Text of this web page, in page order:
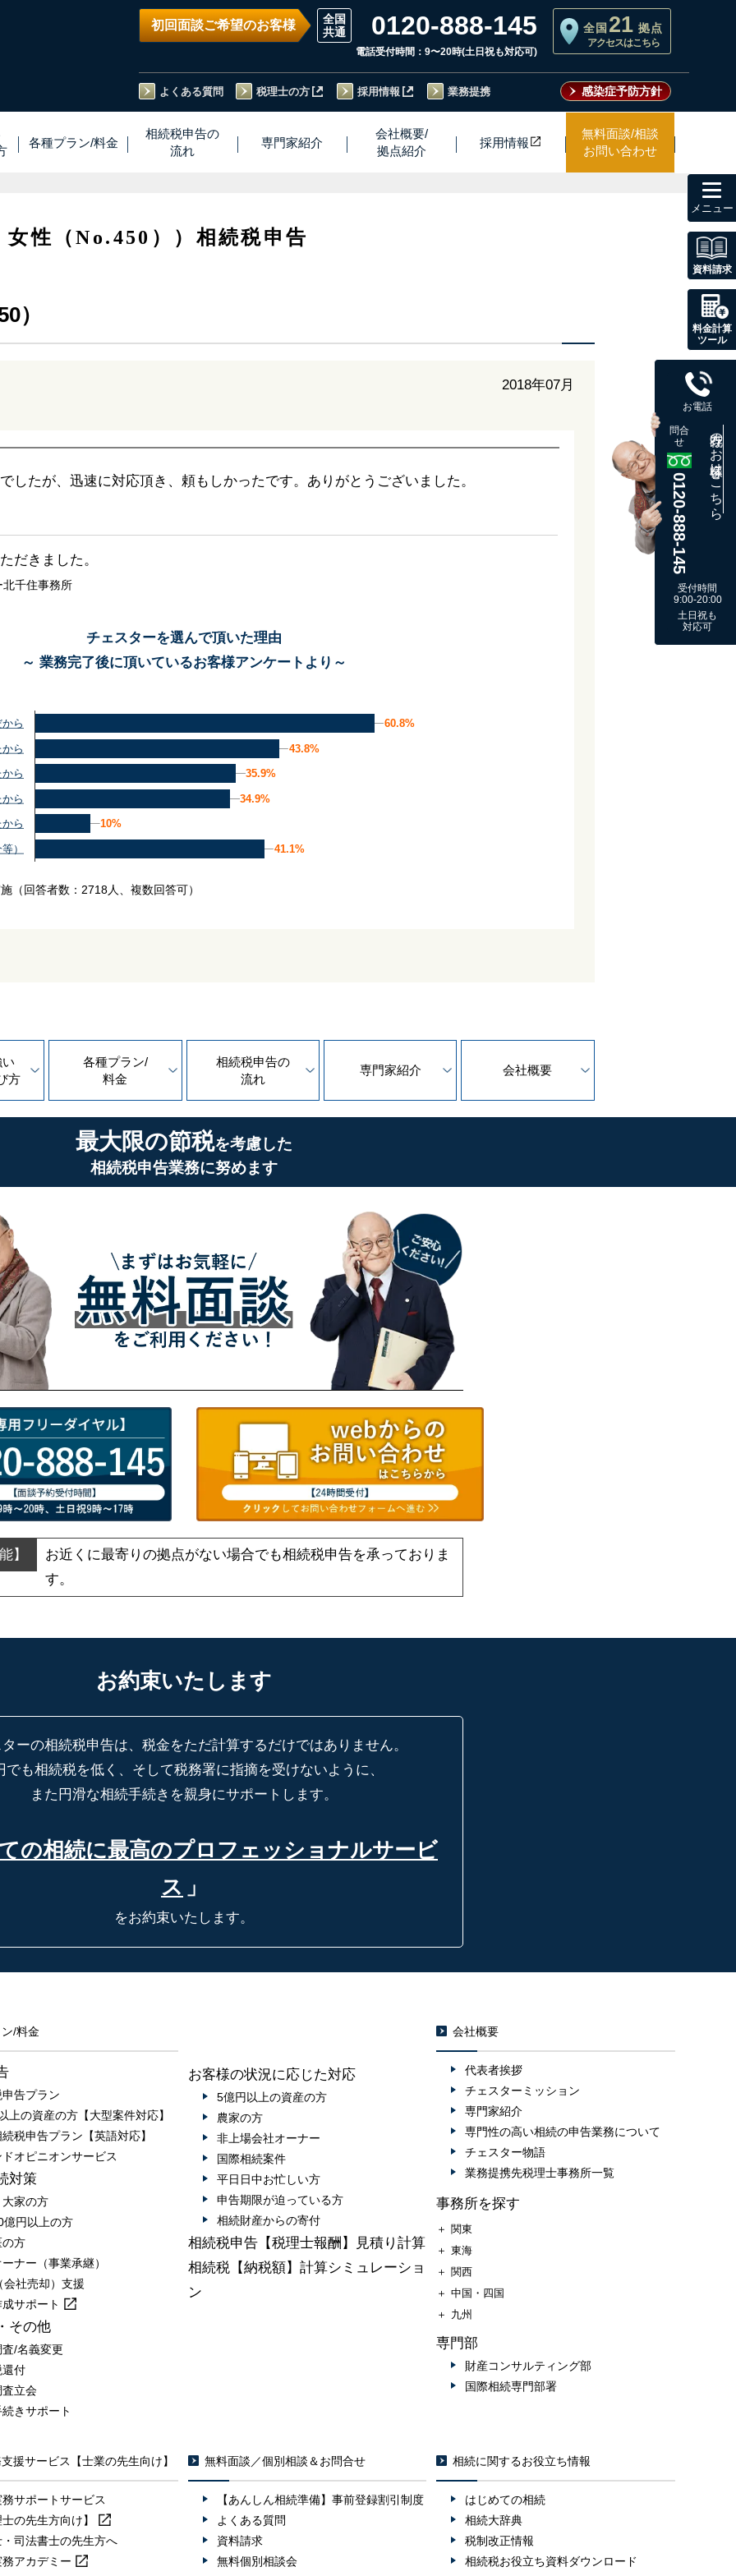
初回面談ご希望のお客様 0120-888-145
電話受付時間：9〜20時(土日祝も対応可)
全国 21 拠点
アクセスはこちら
よくある質問 税理士の方 採用情報 業務提携 感染症予防方針
各種プラン/料金
相続税申告の
流れ
専門家紹介
会社概要/
拠点紹介
採用情報
無料面談/相談
お問い合わせ
女性（No.450））相続税申告
）
2018年07月
したが、迅速に対応頂き、頼もしかったです。ありがとうございました。
だきました。
千住事務所
チェスターを選んで頂いた理由
～ 業務完了後に頂いているお客様アンケートより～
ら
ら
ら
ら
ら
）
60.8%
60.8%
43.8%
43.8%
35.9%
35.9%
34.9%
34.9%
10%
10%
41.1%
41.1%
（回答者数：2718人、複数回答可）
方
各種プラン/
料金
相続税申告の
流れ
専門家紹介 会社概要
最大限の節税を考慮した
相続税申告業務に努めます
お近くに最寄りの拠点がない場合でも相続税申告を承っておりま
す。
お約束いたします
ーの相続税申告は、税金をただ計算するだけではありません。
でも相続税を低く、そして税務署に指摘を受けないように、
また円滑な相続手続きを親身にサポートします。
の相続に最高のプロフェッショナルサービ
ス 」
をお約束いたします。
資料請求
料金計算
ツール
お電話
問合
せ
0120-888-145
既存のお客様はこちら
受付時間
9:00-20:00
土日祝も
対応可
/料金
告プラン
上の資産の方【大型案件対応】
税申告プラン【英語対応】
オピニオンサービス
対策
家の方
億円以上の方
の方
ナー（事業承継）
会社売却）支援
成サポート
その他
/名義変更
還付
立会
きサポート
お客様の状況に応じた対応
5億円以上の資産の方
農家の方
非上場会社オーナー
国際相続案件
平日日中お忙しい方
申告期限が迫っている方
相続財産からの寄付
相続税申告【税理士報酬】見積り計算
相続税【納税額】計算シミュレーショ
ン
会社概要
代表者挨拶
チェスターミッション
専門家紹介
専門性の高い相続の申告業務について
チェスター物語
業務提携先税理士事務所一覧
事務所を探す
＋ 関東
＋ 東海
＋ 関西
＋ 中国・四国
＋ 九州
専門部
財産コンサルティング部
国際相続専門部署
援サービス【士業の先生向け】
サポートサービス
の先生方向け】
・司法書士の先生方へ
アカデミー
無料面談／個別相談＆お問合せ
【あんしん相続準備】事前登録割引制度
よくある質問
資料請求
無料個別相談会
相続に関するお役立ち情報
はじめての相続
相続大辞典
税制改正情報
相続税お役立ち資料ダウンロード